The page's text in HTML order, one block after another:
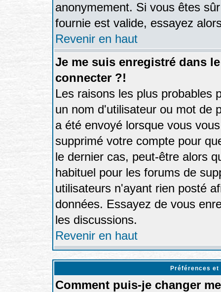
anonymement. Si vous êtes
fournie est valide, essayez
Revenir en haut
Je me suis enregistré dans
connecter ?!
Les raisons les plus probables
un nom d'utilisateur ou mot de
a été envoyé lorsque vous
supprimé votre compte pour
le dernier cas, peut-être alors
habituel pour les forums de
utilisateurs n'ayant rien posté
données. Essayez de vous
les discussions.
Revenir en haut
Préférences
Comment puis-je changer